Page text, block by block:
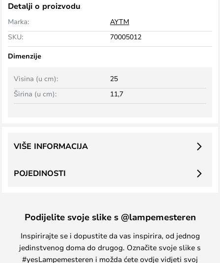
Detalji o proizvodu
Marka:
AYTM
SKU:
70005012
Dimenzije
Širina (u cm): 11,7
Visina (u cm): 25
POJEDINOSTI
VIŠE INFORMACIJA
Podijelite svoje slike s @lampemesteren
Inspirirajte se i dopustite da vas inspirira, od jednog
jedinstvenog doma do drugog. Označite svoje slike s
#yesLampemesteren i možda ćete ovdje vidjeti svoj